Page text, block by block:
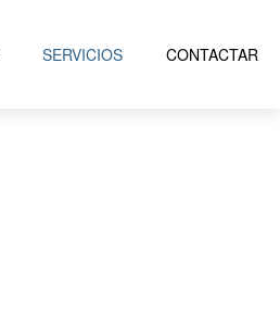
SERVICIOS CONTACTAR